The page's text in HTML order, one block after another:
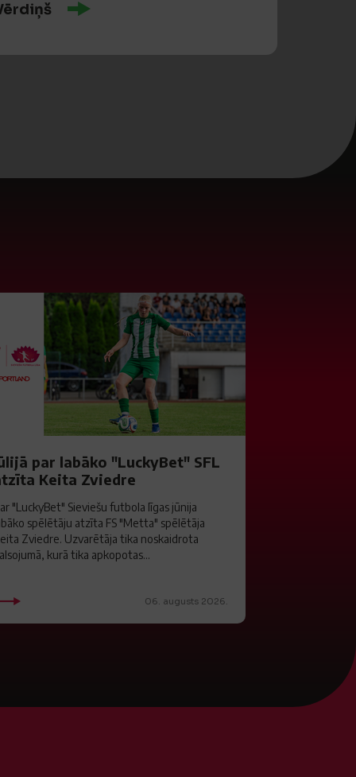
par labāko "LuckyBet" SFL
Keita Zviedre
"LuckyBet" Sieviešu futbola līgas jūnija
spēlētāju atzīta FS "Metta" spēlētāja
Zviedre. Uzvarētāja tika noskaidrota
kurā tika apkopotas...
06. augusts 2026.